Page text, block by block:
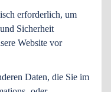
erforderlich, um
Sicherheit
Website vor
Daten, die Sie im